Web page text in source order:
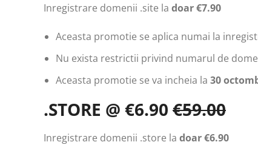
Inregistrare domenii .site la doar €7.90
Aceasta promotie se aplica numai la
Nu exista restrictii privind numarul de
Aceasta promotie se va incheia la 30
.STORE @ €6.90 €59.00
Inregistrare domenii .store la doar €6.90